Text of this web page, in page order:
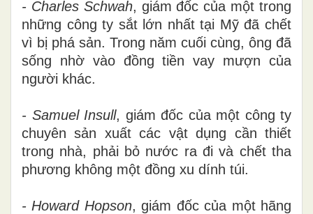
- Charles Schwah, giám đốc của một trong
những công ty sắt lớn nhất tại Mỹ đã chết
vì bị phá sản. Trong năm cuối cùng, ông đã
sống nhờ vào đồng tiền vay mượn của
người khác.
- Samuel Insull, giám đốc của một công ty
chuyên sản xuất các vật dụng cần thiết
trong nhà, phải bỏ nước ra đi và chết tha
phương không một đồng xu dính túi.
- Howard Hopson, giám đốc của một hãng